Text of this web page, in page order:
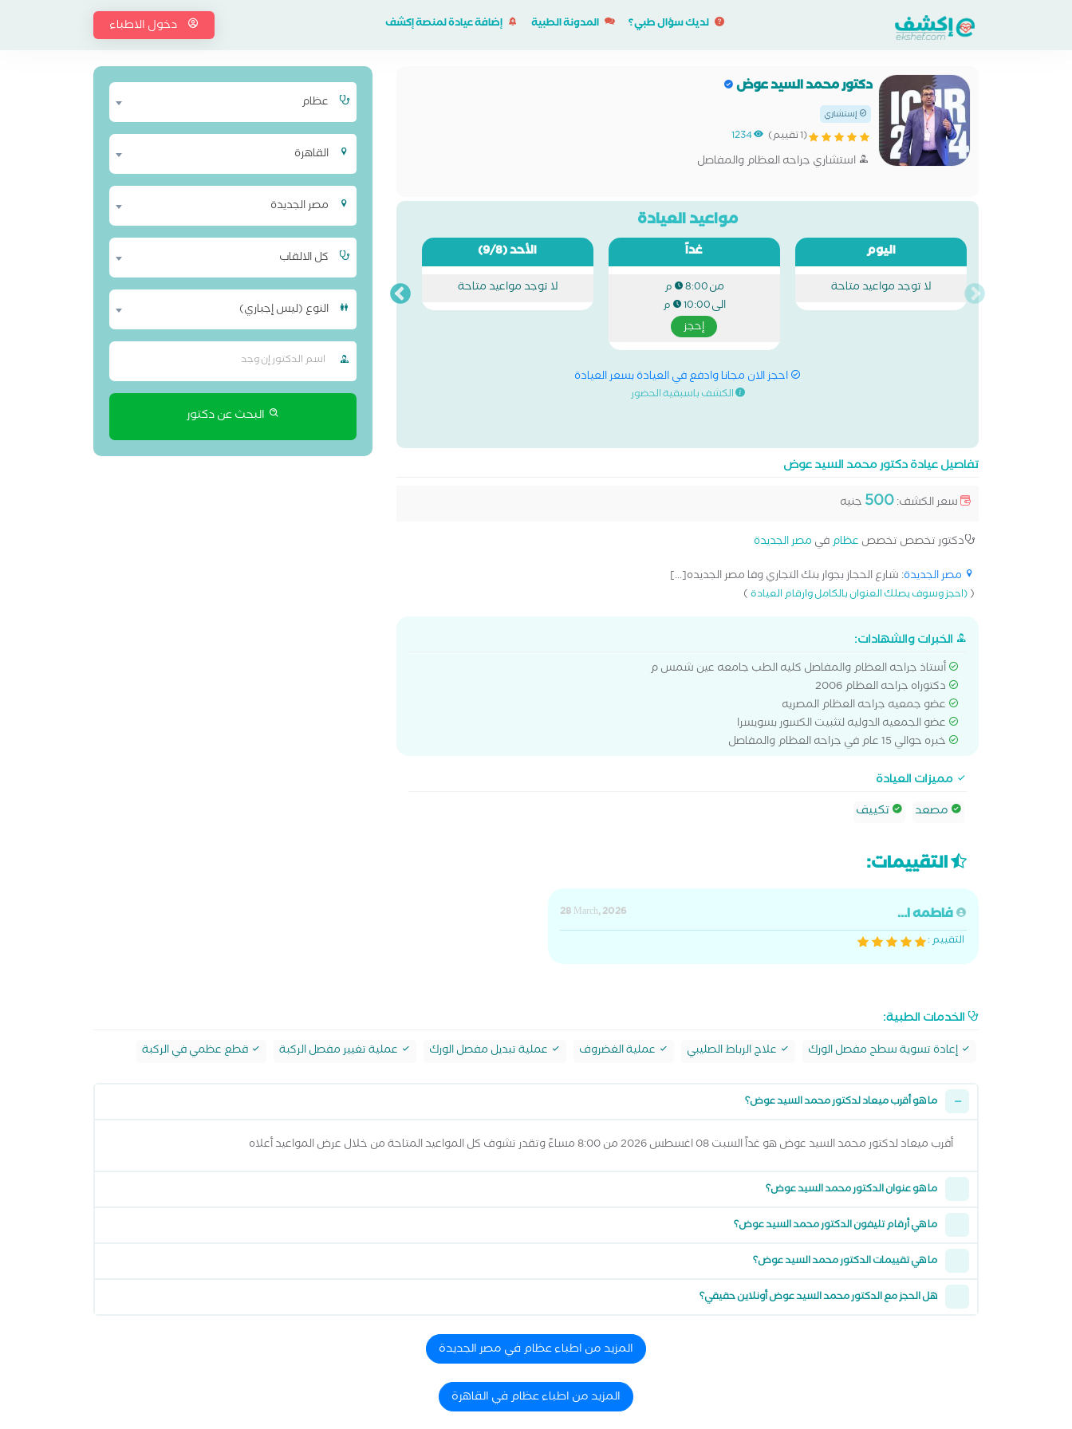
لديك سؤال طبي؟ المدونة الطبية إضافة عيادة لمنصة إكشف دخول الاطباء
دكتور محمد السيد عوض
إستشاري
(1 تقييم) 1234
استشاري جراحه العظام والمفاصل
مواعيد العيادة
اليوم
لا توجد مواعيد متاحة
غداً
من8:00 م
الى10:00 م
إحجز
الأحد(9/8)
لا توجد مواعيد متاحة
احجز الان مجانا وادفع في العيادة بسعر العيادة
الكشف باسبقية الحضور
تفاصيل عيادة دكتور محمد السيد عوض
سعر الكشف:500 جنيه
دكتور تخصص تخصص عظامفي مصر الجديدة
مصر الجديدة: شارع الحجاز بجوار بنك التجاري وفا مصر الجديده[...]
((احجز وسوف يصلك العنوان بالكامل وارقام العيادة)
الخبرات والشهادات:
أستاذ جراحه العظام والمفاصل كليه الطب جامعه عين شمس م
دكتوراه جراحه العظام 2006
عضو جمعيه جراحه العظام المصريه
عضو الجمعيه الدوليه لتثبيت الكسور بسويسرا
خبره حوالي 15 عام في جراحه العظام والمفاصل
مميزات العيادة
مصعد
تكييف
عظام
القاهرة
مصر الجديدة
كل الالقاب
النوع (ليس إجباري)
البحث عن دكتور
التقييمات:
فاطمه ا...
28 March, 2026
التقييم :
الخدمات الطبية:
إعادة تسوية سطح مفصل الورك علاج الرباط الصليبي عملية الغضروف عملية تبديل مفصل الورك عملية تغيير مفصل الركبة قطع عظمي في الركبة
ما هو أقرب ميعاد لدكتور محمد السيد عوض؟
أقرب ميعاد لدكتور محمد السيد عوض هو غداً السبت 08 اغسطس 2026 من 8:00 مساءً وتقدر تشوف كل المواعيد المتاحة من خلال عرض المواعيد أعلاه
ما هو عنوان الدكتور محمد السيد عوض؟
ما هي أرقام تليفون الدكتور محمد السيد عوض؟
ما هي تقييمات الدكتور محمد السيد عوض؟
هل الحجز مع الدكتور محمد السيد عوض أونلاين حقيقي؟
المزيد من اطباء عظام في مصر الجديدة
المزيد من اطباء عظام في القاهرة